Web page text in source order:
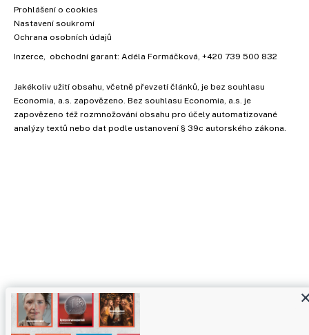
Prohlášení o cookies
Nastavení soukromí
Ochrana osobních údajů
Inzerce, obchodní garant: Adéla Formáčková, +420 739 500 832
Jakékoliv užití obsahu, včetně převzetí článků, je bez souhlasu
Economia, a.s. zapovězeno. Bez souhlasu Economia, a.s. je
zapovězeno též rozmnožování obsahu pro účely automatizované
analýzy textů nebo dat podle ustanovení § 39c autorského zákona.